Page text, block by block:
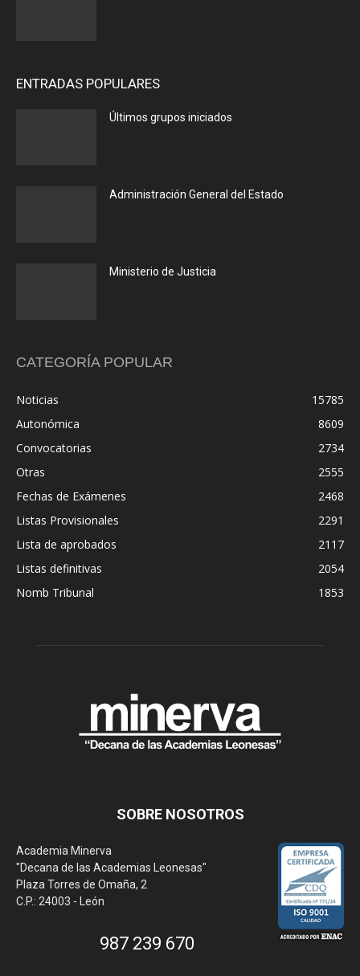
ENTRADAS POPULARES
Últimos grupos iniciados
Administración General del Estado
Ministerio de Justicia
CATEGORÍA POPULAR
Noticias
15785
Autonómica
8609
Convocatorias
2734
Otras
2555
Fechas de Exámenes
2468
Listas Provisionales
2291
Lista de aprobados
2117
Listas definitivas
2054
Nomb Tribunal
1853
SOBRE NOSOTROS
Academia Minerva
"Decana de las Academias Leonesas"
Plaza Torres de Omaña, 2
C.P.: 24003 - León
987 239 670